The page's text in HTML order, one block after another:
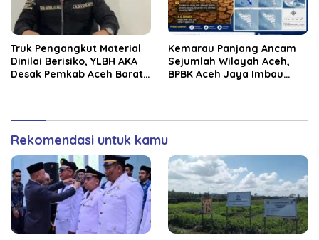
Truk Pengangkut Material
Dinilai Berisiko, YLBH AKA
Desak Pemkab Aceh Barat
Kemarau Panjang Ancam
Sejumlah Wilayah Aceh,
BPBK Aceh Jaya Imbau
Rekomendasi untuk kamu